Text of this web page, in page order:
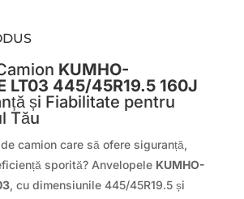
KUMHO-
LT03 445/45R19.5 160J
și Fiabilitate pentru
Tău
camion care să ofere siguranță,
sporită? Anvelopele KUMHO-
, cu dimensiunile 445/45R19.5 și